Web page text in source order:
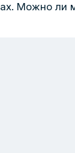
Можно ли